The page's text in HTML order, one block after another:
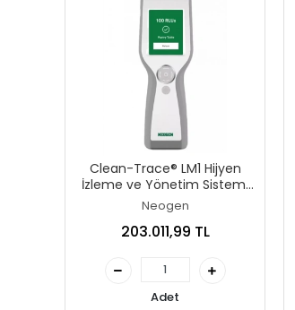
Clean-Trace® LM1 Hijyen
İzleme ve Yönetim Sistemi
(Lüminometre)
Neogen
203.011,99 TL
Adet